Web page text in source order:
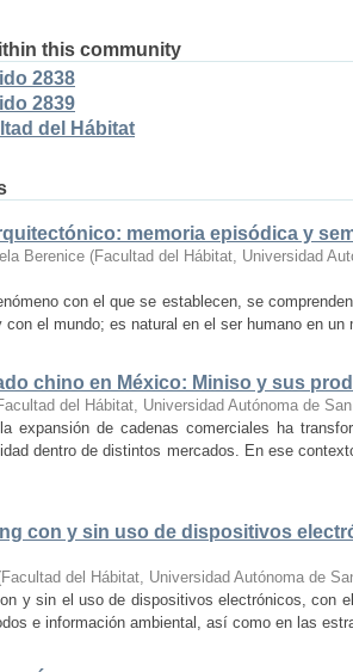
this community
2838
2839
del Hábitat
memoria episódica y
Berenice (Facultad del Hábitat, Universidad
con el que se establecen, se
el mundo; es natural en el ser humano en
chino en México: Miniso y sus
del Hábitat, Universidad Autónoma de
expansión de cadenas comerciales ha
dentro de distintos mercados. En ese
con y sin uso de dispositivos
Facultad del Hábitat, Universidad Autónoma de
y sin el uso de dispositivos electrónicos, con
e información ambiental, así como en las